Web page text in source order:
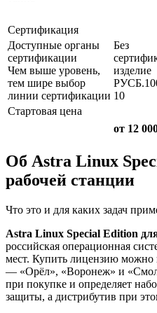
Сертификация
Доступные органы
сертификации
Чем выше уровень,
тем шире выбор
линии сертификации
Без
изделие
10
Стартовая цена
от 12
Об Astra Linux
рабочей станции
Что это и для каких задач
Astra Linux Special Edition
российская операционная
мест. Купить лицензию можно
— «Орёл», «Воронеж» и
при покупке и определяет
защиты, а дистрибутив при